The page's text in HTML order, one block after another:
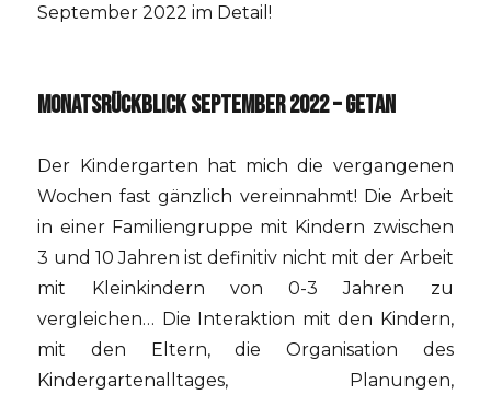
September 2022 im Detail!
MONATSRÜCKBLICK SEPTEMBER 2022 – GETAN
Der Kindergarten hat mich die vergangenen
Wochen fast gänzlich vereinnahmt! Die Arbeit
in einer Familiengruppe mit Kindern zwischen
3 und 10 Jahren ist definitiv nicht mit der Arbeit
mit Kleinkindern von 0-3 Jahren zu
vergleichen… Die Interaktion mit den Kindern,
mit den Eltern, die Organisation des
Kindergartenalltages, Planungen,